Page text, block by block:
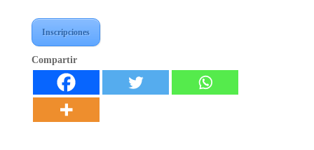
Inscripciones
Compartir